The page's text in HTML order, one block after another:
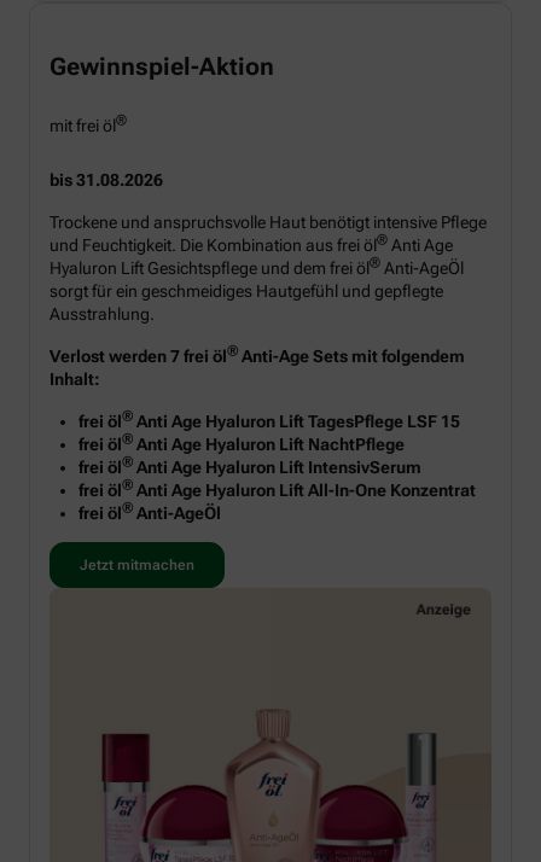
Gewinnspiel-Aktion
mit frei öl®
bis 31.08.2026
Trockene und anspruchsvolle Haut benötigt intensive Pflege
und Feuchtigkeit. Die Kombination aus frei öl® Anti Age
Hyaluron Lift Gesichtspflege und dem frei öl® Anti-AgeÖl
sorgt für ein geschmeidiges Hautgefühl und gepflegte
Ausstrahlung.
Verlost werden 7 frei öl® Anti-Age Sets mit folgendem
Inhalt:
frei öl® Anti Age Hyaluron Lift TagesPflege LSF 15
frei öl® Anti Age Hyaluron Lift NachtPflege
frei öl® Anti Age Hyaluron Lift IntensivSerum
frei öl® Anti Age Hyaluron Lift All-In-One Konzentrat
frei öl® Anti-AgeÖl
Jetzt mitmachen